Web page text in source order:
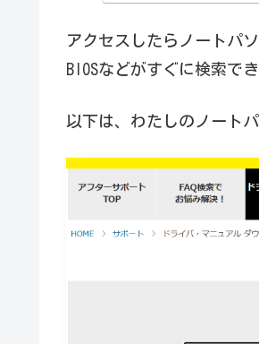
アクセスしたらノートパ
BIOSなどがすぐに検索でき
以下は、わたしのノート